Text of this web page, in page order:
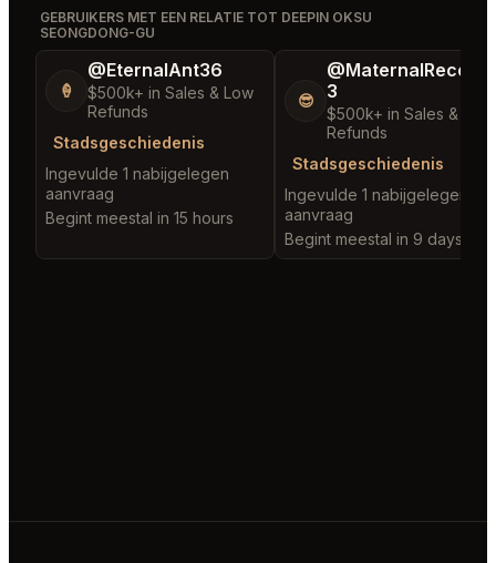
GEBRUIKERS MET EEN RELATIE TOT DEEPIN OKSU
SEONGDONG-GU
🍦
@EternalAnt36
$500k+ in Sales & Low
Refunds
Stadsgeschiedenis
Ingevulde 1 nabijgelegen
aanvraag
Begint meestal in 15 hours
😎
3
$500k+ in Sales & Low
Refunds
Stadsgeschiedenis
Ingevulde 1 nabijgelegen
aanvraag
Begint meestal in 9 days